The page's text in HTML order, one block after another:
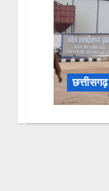
छत्तीसगढ़